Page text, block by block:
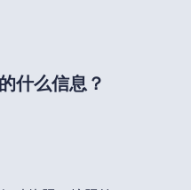
什么信息？